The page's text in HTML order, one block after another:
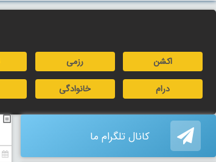
اکشن رزمی
درام خانوادگی
کانال تلگرام ما